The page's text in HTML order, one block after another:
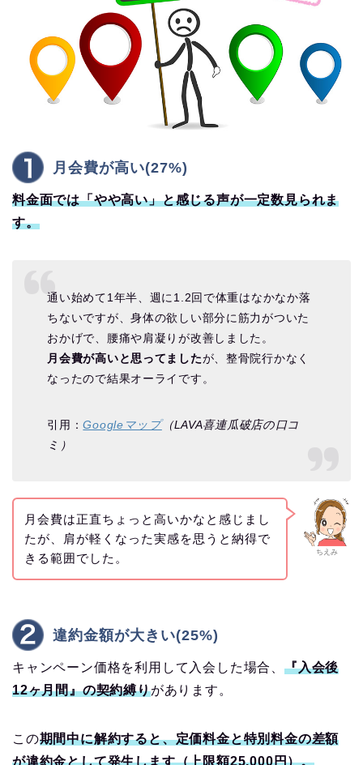
月会費が高い(27%)
料金面では「やや高い」と感じる声が一定数見られま
す。
通い始めて1年半、週に1.2回で体重はなかなか落
ちないですが、身体の欲しい部分に筋力がついた
おかげで、腰痛や肩凝りが改善しました。
月会費が高いと思ってましたが、整骨院行かなく
なったので結果オーライです。
引用：Googleマップ（LAVA喜連瓜破店の口コ
ミ）
ちえみ
月会費は正直ちょっと高いかなと感じまし
たが、肩が軽くなった実感を思うと納得で
きる範囲でした。
違約金額が大きい(25%)
キャンペーン価格を利用して入会した場合、 『入会後
12ヶ月間』の契約縛りがあります。
この期間中に解約すると、定価料金と特別料金の差額
が違約金として発生します（上限額25,000円）。